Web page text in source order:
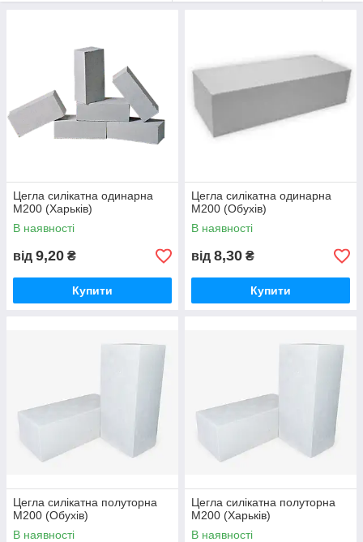
Цегла силікатна одинарна
М200 (Харьків)
В наявності
від 9,20 ₴
Купити
Цегла силікатна одинарна
М200 (Обухів)
В наявності
від 8,30 ₴
Купити
Цегла силікатна полуторна
М200 (Обухів)
В наявності
Цегла силікатна полуторна
М200 (Харьків)
В наявності